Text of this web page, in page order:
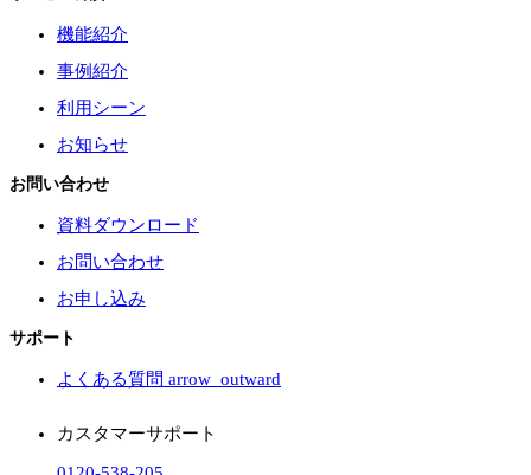
機能紹介
事例紹介
利用シーン
お知らせ
お問い合わせ
資料ダウンロード
お問い合わせ
お申し込み
サポート
よくある質問 arrow_outward
カスタマーサポート